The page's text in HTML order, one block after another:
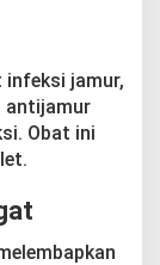
infeksi jamur,
antijamur
Obat ini